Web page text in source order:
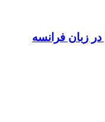
زبان فرانسه